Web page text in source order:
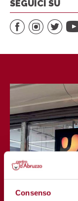
Consenso
SEGUICI SU